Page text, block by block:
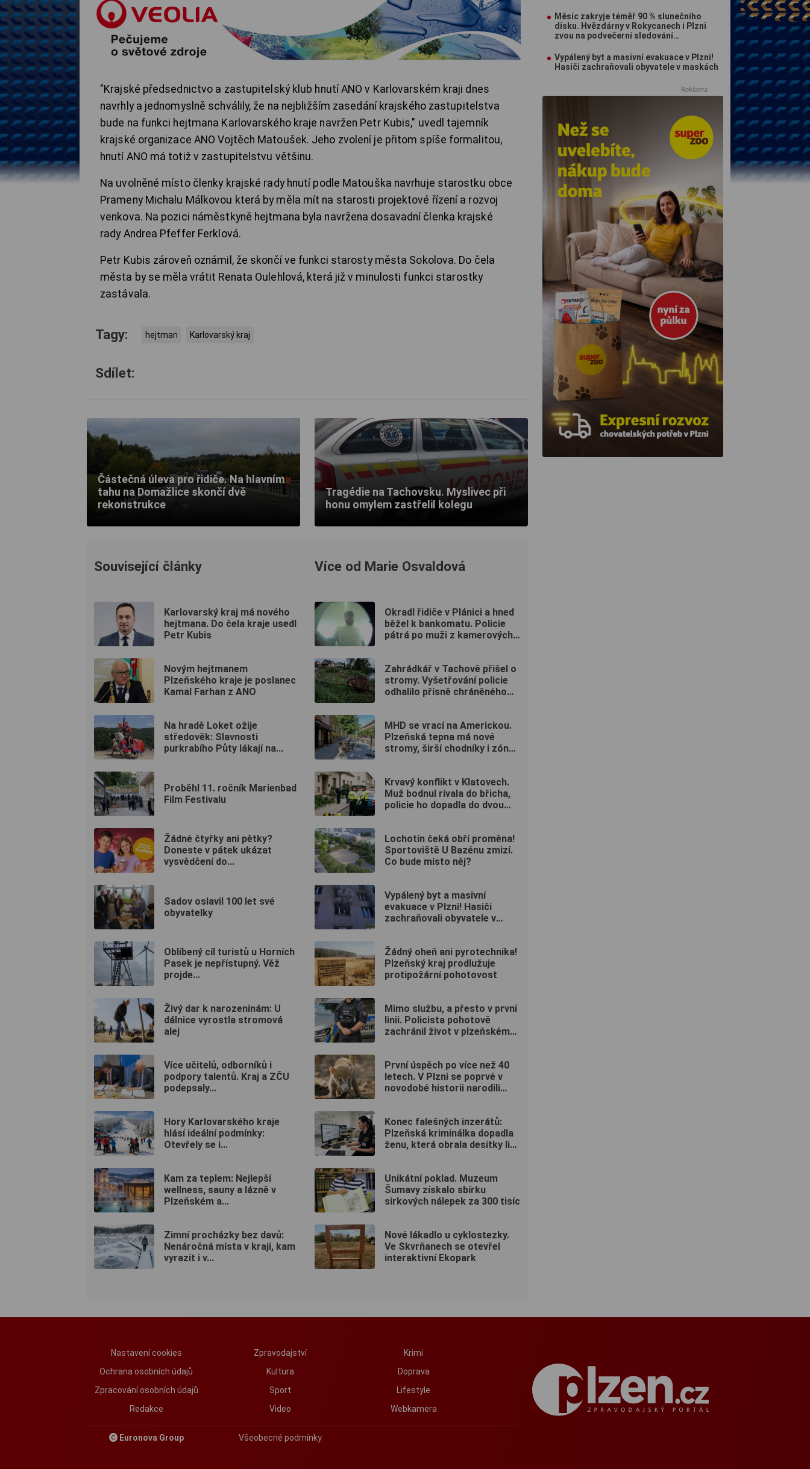
"Krajské předsednictvo a zastupitelský klub hnutí ANO v Karlovarském kraji dnes
navrhly a jednomyslně schválily, že na nejbližším zasedání krajského zastupitelstva
bude na funkci hejtmana Karlovarského kraje navržen Petr Kubis," uvedl tajemník
krajské organizace ANO Vojtěch Matoušek. Jeho zvolení je přitom spíše formalitou,
hnutí ANO má totiž v zastupitelstvu většinu.
Na uvolněné místo členky krajské rady hnutí podle Matouška navrhuje starostku obce
Prameny Michalu Málkovou která by měla mít na starosti projektové řízení a rozvoj
venkova. Na pozici náměstkyně hejtmana byla navržena dosavadní členka krajské
rady Andrea Pfeffer Ferklová.
Petr Kubis zároveň oznámil, že skončí ve funkci starosty města Sokolova. Do čela
města by se měla vrátit Renata Oulehlová, která již v minulosti funkci starostky
zastávala.
Tagy: hejtman Karlovarský kraj
Sdílet:
Částečná úleva pro řidiče. Na hlavním
tahu na Domažlice skončí dvě
rekonstrukce
Tragédie na Tachovsku. Myslivec při
honu omylem zastřelil kolegu
Související články
Karlovarský kraj má nového
hejtmana. Do čela kraje usedl
Petr Kubis
Novým hejtmanem
Plzeňského kraje je poslanec
Kamal Farhan z ANO
Na hradě Loket ožije
středověk: Slavnosti
purkrabího Půty lákají na...
Proběhl 11. ročník Marienbad
Film Festivalu
Žádné čtyřky ani pětky?
Doneste v pátek ukázat
vysvědčení do...
Sadov oslavil 100 let své
obyvatelky
Oblíbený cíl turistů u Horních
Pasek je nepřístupný. Věž
projde...
Živý dar k narozeninám: U
dálnice vyrostla stromová
alej
Více učitelů, odborníků i
podpory talentů. Kraj a ZČU
podepsaly...
Hory Karlovarského kraje
hlásí ideální podmínky:
Otevřely se i...
Kam za teplem: Nejlepší
wellness, sauny a lázně v
Plzeňském a...
Zimní procházky bez davů:
Nenáročná místa v kraji, kam
vyrazit i v...
Více od Marie Osvaldová
Okradl řidiče v Plánici a hned
běžel k bankomatu. Policie
pátrá po muži z kamerových
Zahrádkář v Tachově přišel o
stromy. Vyšetřování policie
odhalilo přísně chráněného
MHD se vrací na Americkou.
Plzeňská tepna má nové
stromy, širší chodníky i zónu
Krvavý konflikt v Klatovech.
Muž bodnul rivala do břicha,
policie ho dopadla do dvou
Lochotín čeká obří proměna!
Sportoviště U Bazénu zmizí.
Co bude místo něj?
Vypálený byt a masivní
evakuace v Plzni! Hasiči
zachraňovali obyvatele v
Žádný oheň ani pyrotechnika!
Plzeňský kraj prodlužuje
protipožární pohotovost
Mimo službu, a přesto v první
linii. Policista pohotově
zachránil život v plzeňském
První úspěch po více než 40
letech. V Plzni se poprvé v
novodobé historii narodili
Konec falešných inzerátů:
Plzeňská kriminálka dopadla
ženu, která obrala desítky lidí
Unikátní poklad. Muzeum
Šumavy získalo sbírku
sirkových nálepek za 300 tisíc
Nové lákadlo u cyklostezky.
Ve Skvrňanech se otevřel
interaktivní Ekopark
Měsíc zakryje téměř 90 % slunečního
disku. Hvězdárny v Rokycanech i Plzni
zvou na podvečerní sledování
Vypálený byt a masivní evakuace v Plzni!
Hasiči zachraňovali obyvatele v maskách
Reklama
Nastavení cookies
Ochrana osobních údajů
Zpracování osobních údajů
Redakce
Zpravodajství
Kultura
Sport
Video
Krimi
Doprava
Lifestyle
Webkamera
Euronova Group Všeobecné podmínky